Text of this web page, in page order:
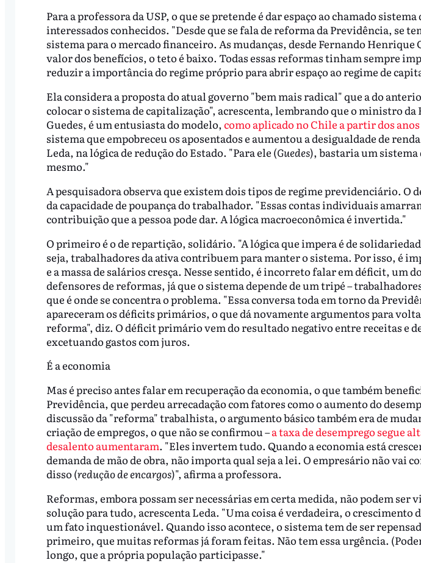
Para a professora da USP, o que se pretende é dar espaço ao chamado
interessados conhecidos. "Desde que se fala de reforma da Previdência, se
sistema para o mercado financeiro. As mudanças, desde Fernando Henrique
valor dos benefícios, o teto é baixo. Todas essas reformas tinham sempre
reduzir a importância do regime próprio para abrir espaço ao regime de
Ela considera a proposta do atual governo "bem mais radical" que a do
colocar o sistema de capitalização", acrescenta, lembrando que o ministro da
Guedes, é um entusiasta do modelo, como aplicado no Chile a partir dos
sistema que empobreceu os aposentados e aumentou a desigualdade de
Leda, na lógica de redução do Estado. "Para ele (Guedes), bastaria um sistema
mesmo."
A pesquisadora observa que existem dois tipos de regime previdenciário. O
da capacidade de poupança do trabalhador. "Essas contas individuais
contribuição que a pessoa pode dar. A lógica macroeconômica é invertida."
O primeiro é o de repartição, solidário. "A lógica que impera é de
seja, trabalhadores da ativa contribuem para manter o sistema. Por isso, é
e a massa de salários cresça. Nesse sentido, é incorreto falar em déficit, um
defensores de reformas, já que o sistema depende de um tripé –
que é onde se concentra o problema. "Essa conversa toda em torno da
apareceram os déficits primários, o que dá novamente argumentos para
reforma", diz. O déficit primário vem do resultado negativo entre receitas e
excetuando gastos com juros.
É a economia
Mas é preciso antes falar em recuperação da economia, o que também
Previdência, que perdeu arrecadação com fatores como o aumento do
discussão da "reforma" trabalhista, o argumento básico também era de
criação de empregos, o que não se confirmou –a taxa de desemprego segue
desalento aumentaram. "Eles invertem tudo. Quando a economia está
demanda de mão de obra, não importa qual seja a lei. O empresário não vai
disso (redução de encargos)", afirma a professora.
Reformas, embora possam ser necessárias em certa medida, não podem ser
solução para tudo, acrescenta Leda. "Uma coisa é verdadeira, o crescimento
um fato inquestionável. Quando isso acontece, o sistema tem de ser
primeiro, que muitas reformas já foram feitas. Não tem essa urgência.
longo, que a própria população participasse."